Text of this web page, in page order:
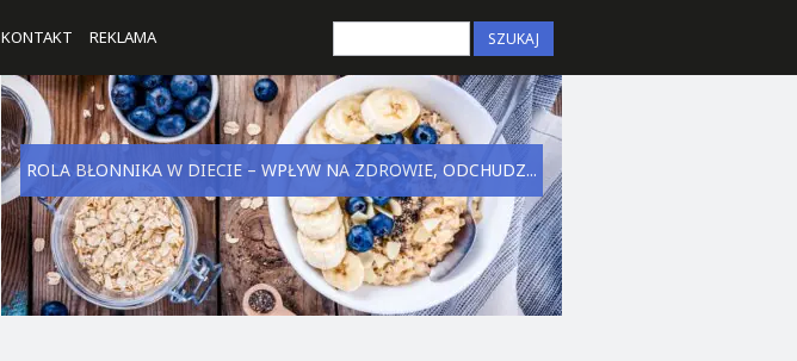
KONTAKT REKLAMA
ROLA BŁONNIKA W DIECIE – WPŁYW NA ZDROWIE, ODCHUDZ...